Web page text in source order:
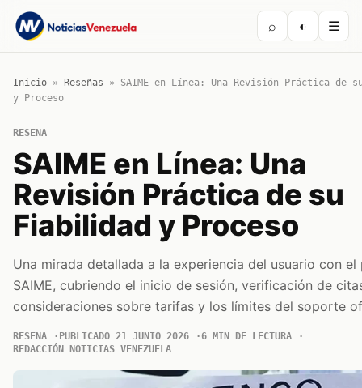
⌕ ◐ ☰
Inicio » Reseñas » SAIME en Línea: Una Revisión Práctica de
y Proceso
RESENA
SAIME en Línea: Una
Revisión Práctica de su
Fiabilidad y Proceso
Una mirada detallada a la experiencia del usuario con
SAIME, cubriendo el inicio de sesión, verificación de
consideraciones sobre tarifas y los límites del soporte
RESENA PUBLICADO 21 JUNIO 2026
6 MIN DE LECTURA
REDACCIÓN NOTICIAS VENEZUELA